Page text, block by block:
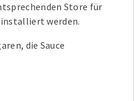
Store für
werden.
die Sauce